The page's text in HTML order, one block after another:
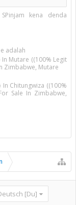
kena denda
adalah
Mutare ((100% Legit
Zimbabwe, Mutare
Chitungwiza ((100%
Sale In Zimbabwe,
[Du]